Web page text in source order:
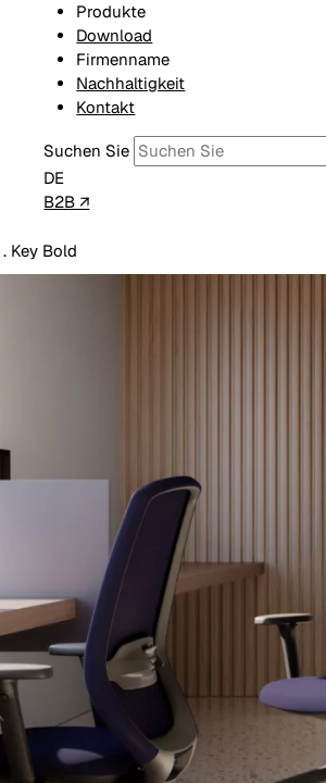
Produkte
Download
Firmenname
Nachhaltigkeit
Kontakt
Suchen Sie
DE
B2B ↗
. Key Bold